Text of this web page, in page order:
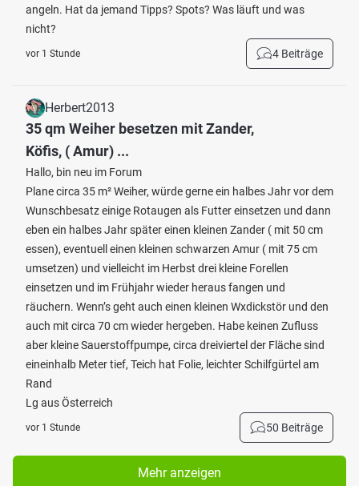
angeln. Hat da jemand Tipps? Spots? Was läuft und was
nicht?
vor 1 Stunde 4 Beiträge
Herbert2013
35 qm Weiher besetzen mit Zander,
Köfis, ( Amur) ...
Hallo, bin neu im Forum
Plane circa 35 m² Weiher, würde gerne ein halbes Jahr vor dem
Wunschbesatz einige Rotaugen als Futter einsetzen und dann
eben ein halbes Jahr später einen kleinen Zander ( mit 50 cm
essen), eventuell einen kleinen schwarzen Amur ( mit 75 cm
umsetzen) und vielleicht im Herbst drei kleine Forellen
einsetzen und im Frühjahr wieder heraus fangen und
räuchern. Wenn’s geht auch einen kleinen Wxdickstör und den
auch mit circa 70 cm wieder hergeben. Habe keinen Zufluss
aber kleine Sauerstoffpumpe, circa dreiviertel der Fläche sind
eineinhalb Meter tief, Teich hat Folie, leichter Schilfgürtel am
Rand
Lg aus Österreich
vor 1 Stunde 50 Beiträge
Mehr anzeigen